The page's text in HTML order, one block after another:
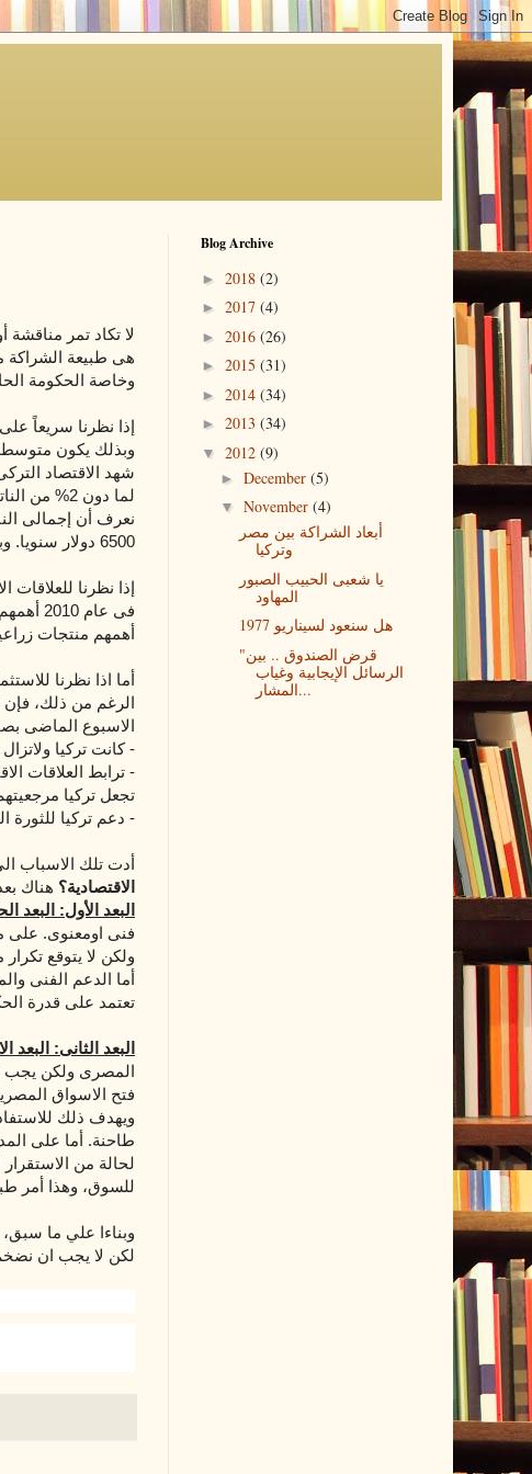
لا تكاد تمر
هى طبيعة الشراكة
وخاصة الحكومة
لما دون
6500 دولار سنويا. وبذلك فحجم الاقتصاد التركى يمثل حوالى 3 أضعاف حجم الاقتصاد المصرى.
فى عام 2010 أهمهم منتجات حديد وصلب
أهمهم منتجات
الرغم من ذلك، فإن
الاسبوع الماضى
- كانت تركيا
- ترابط العلاقات
تجعل تركيا
- دعم تركيا للثورة
أدت تلك الاسباب
الاقتصادية؟ هناك
البعد الأول: البعد
فنى اومعنوى. على
ولكن لا يتوقع
أما الدعم الفنى
تعتمد على قدرة
البعد الثانى: البعد
المصرى ولكن يجب
فتح الاسواق
ويهدف ذلك
طاحنة. أما على
لحالة من
للسوق، وهذا أمر
وبناءا علي ما
لكن لا يجب ان
Blog Archive
► 2018 (2)
► 2017 (4)
► 2016 (26)
► 2015 (31)
► 2014 (34)
► 2013 (34)
▼ 2012 (9)
► December (5)
▼ November (4)
أبعاد الشراكة بين مصر
وتركيا
يا شعبى الحبيب الصبور
المهاود
هل سنعود لسيناريو 1977
"قرض الصندوق .. بين
الرسائل الإيجابية وغياب
المشار...